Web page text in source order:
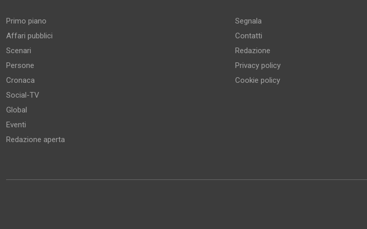
Primo piano
Affari pubblici
Scenari
Persone
Cronaca
Social-TV
Global
Eventi
Redazione aperta
Segnala
Contatti
Redazione
Privacy policy
Cookie policy